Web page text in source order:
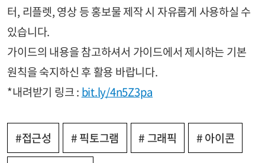
터, 리플렛, 영상 등 홍보물 제작 시 자유롭게 사용하실 수
있습니다.
가이드의 내용을 참고하셔서 가이드에서 제시하는 기본
원칙을 숙지하신 후 활용 바랍니다.
*내려받기 링크 : bit.ly/4n5Z3pa
#접근성 # 픽토그램 # 그래픽 # 아이콘